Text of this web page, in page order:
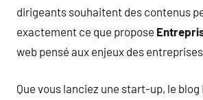
dirigeants souhaitent des contenus
exactement ce que propose
web pensé aux enjeux des
Que vous lanciez une start-up, le